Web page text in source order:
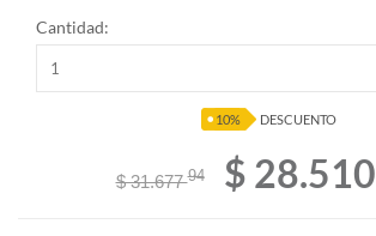
Cantidad:
10% DESCUENTO
$ 31.67794 $ 28.510